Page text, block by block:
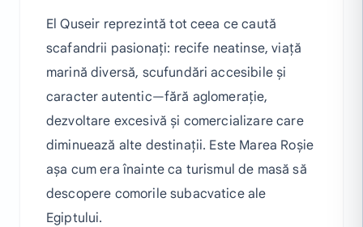
El Quseir reprezintă tot ceea ce caută
scafandrii pasionați: recife neatinse, viață
marină diversă, scufundări accesibile și
caracter autentic—fără aglomerație,
dezvoltare excesivă și comercializare care
diminuează alte destinații. Este Marea Roșie
așa cum era înainte ca turismul de masă să
descopere comorile subacvatice ale
Egiptului.